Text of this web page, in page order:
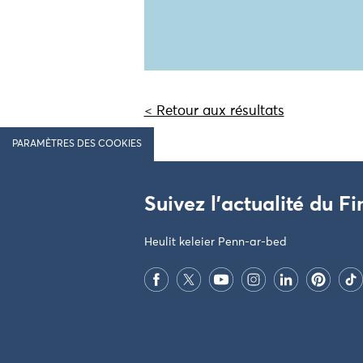
< Retour aux résultats
PARAMÈTRES DES COOKIES
Suivez l'actualité du
Heulit keleier Penn-ar-bed